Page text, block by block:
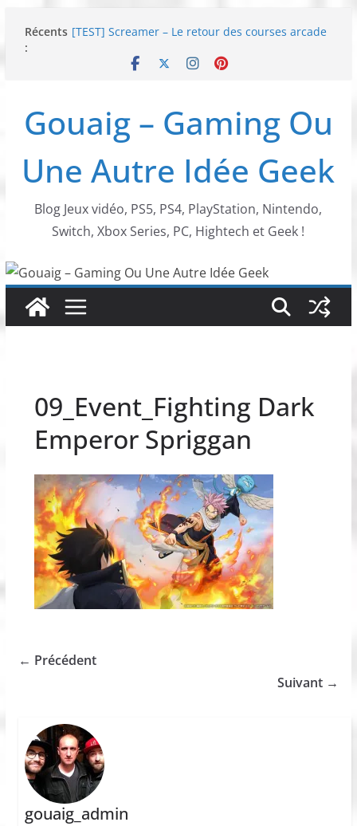
Récents
:
[TEST] Screamer – Le retour des courses arcade
SWITCH 2 : Nouveaux accessoires Turtle Beach X
SNK NEOGEO AES+ : un succès dingue !
NEOGEO AES+ : La légende de l’arcade est de
Gouaig – Gaming Ou
Une Autre Idée Geek
Blog Jeux vidéo, PS5, PS4, PlayStation, Nintendo,
Switch, Xbox Series, PC, Hightech et Geek !
09_Event_Fighting Dark
Emperor Spriggan
← Précédent
Suivant →
gouaig_admin